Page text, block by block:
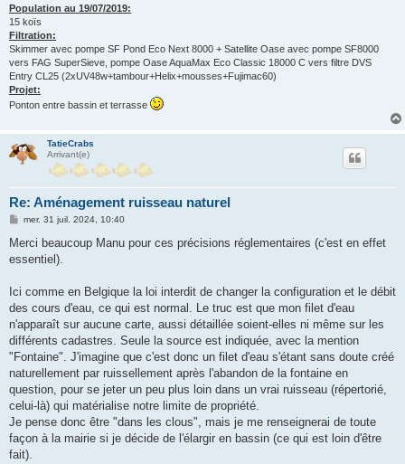
Population au 19/07/2019:
15 koïs
Filtration:
Skimmer avec pompe SF Pond Eco Next 8000 + Satellite Oase avec pompe SF8000
vers FAG SuperSieve, pompe Oase AquaMax Eco Classic 18000 C vers filtre DVS
Entry CL25 (2xUV48w+tambour+Helix+mousses+Fujimac60)
Projet:
Ponton entre bassin et terrasse
TatieCrabs
Arrivant(e)
Re: Aménagement ruisseau naturel
M
s
a
mer. 31 juil. 2024, 10:40
Merci beaucoup Manu pour ces précisions réglementaires (c'est en effet
essentiel).
Ici comme en Belgique la loi interdit de changer la configuration et le débit
des cours d'eau, ce qui est normal. Le truc est que mon filet d'eau
n'apparaît sur aucune carte, aussi détaillée soient-elles ni même sur les
différents cadastres. Seule la source est indiquée, avec la mention
"Fontaine". J'imagine que c'est donc un filet d'eau s'étant sans doute créé
naturellement par ruissellement après l'abandon de la fontaine en
question, pour se jeter un peu plus loin dans un vrai ruisseau (répertorié,
celui-là) qui matérialise notre limite de propriété.
Je pense donc être "dans les clous", mais je me renseignerai de toute
façon à la mairie si je décide de l'élargir en bassin (ce qui est loin d'être
fait).